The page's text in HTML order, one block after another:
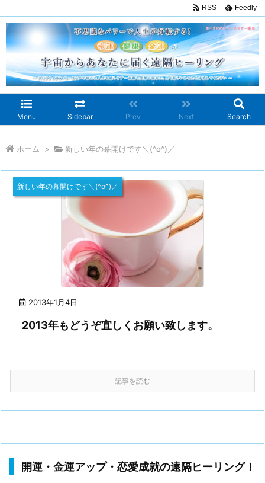
Menu Sidebar Prev Next Search
RSS Feedly
ホーム > 新しい年の幕開けです＼(^o^)／
2013年1月4日
新しい年の幕開けです＼(^o^)／
2013年もどうぞ宜しくお願い致します。
記事を読む
開運・金運アップ・恋愛成就の遠隔ヒーリング！